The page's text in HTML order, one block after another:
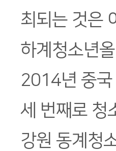
최되는 것은
하계청소년
2014년 중국
세 번째로 청
강원 동계청